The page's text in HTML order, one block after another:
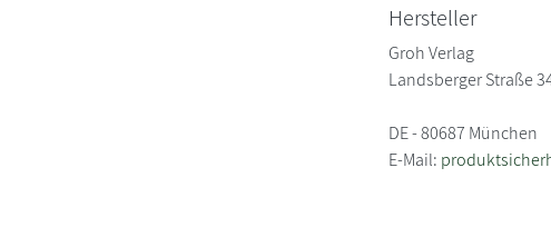
Hersteller
Groh Verlag
Landsberger Straße
DE - 80687 München
E-Mail: